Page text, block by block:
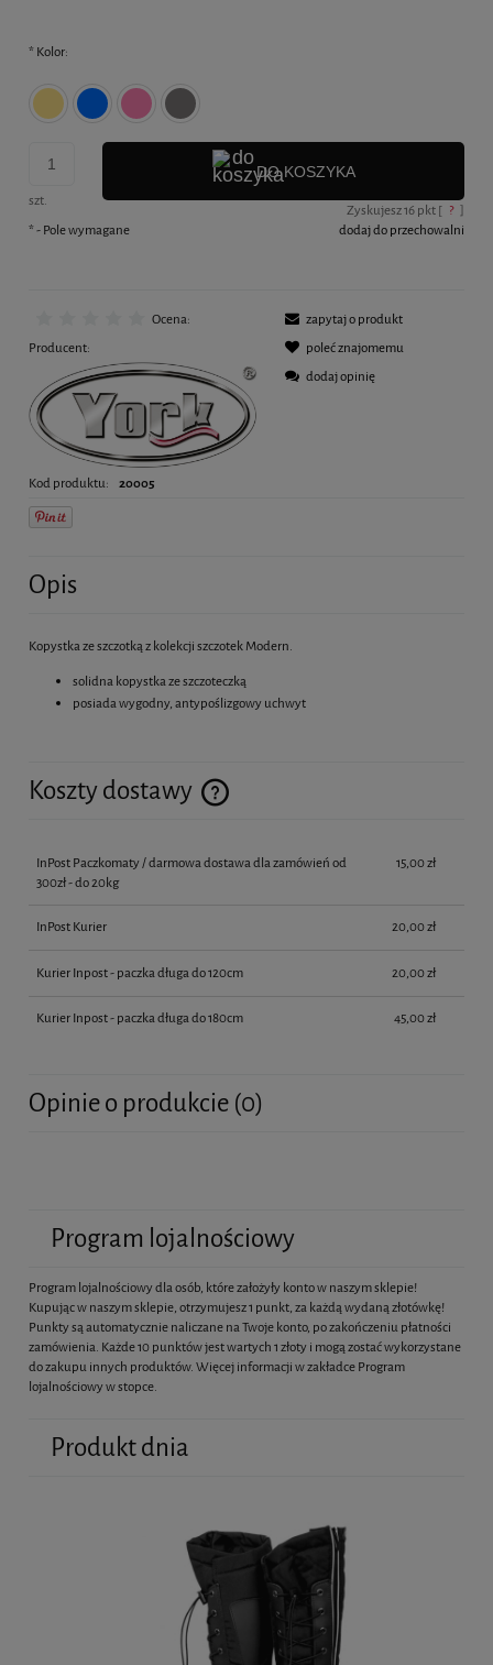
*Kolor:
szt.
DO KOSZYKA
Zyskujesz16pkt [ ? ]
dodaj do przechowalni
*- Pole wymagane
Ocena:
Producent:
Kod produktu: 20005
zapytaj o produkt
poleć znajomemu
dodaj opinię
Opis
Kopystka ze szczotką z kolekcji szczotek Modern.
solidna kopystka ze szczoteczką
posiada wygodny, antypoślizgowy uchwyt
Koszty dostawy
Cena nie zawiera ewentualnych kosztów płatności
InPost Paczkomaty / darmowa dostawa dla zamówień od
300zł - do 20kg
15,00 zł
InPost Kurier 20,00 zł
Kurier Inpost - paczka długa do 120cm 20,00 zł
Kurier Inpost - paczka długa do 180cm 45,00 zł
Opinie o produkcie (0)
Program lojalnościowy
Program lojalnościowy dla osób, które założyły konto w naszym sklepie!
Kupując w naszym sklepie, otrzymujesz 1 punkt, za każdą wydaną złotówkę!
Punkty są automatycznie naliczane na Twoje konto, po zakończeniu płatności
zamówienia. Każde 10 punktów jest wartych 1 złoty i mogą zostać wykorzystane
do zakupu innych produktów. Więcej informacji w zakładce Program
lojalnościowy w stopce.
Produkt dnia